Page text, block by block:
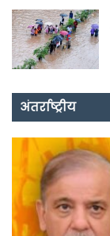
अंतर्राष्ट्रीय